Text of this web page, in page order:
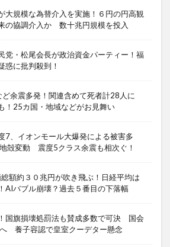
大規模な為替介入を実施！６円の円高観
の協調介入か 数十兆円規模を投入
党・松尾会長が政治資金パーティー！福
惑に批判殺到！
ど余震多発！関連含めて死者計28人に
！25カ国・地域などがお見舞い
7、イオンモール大爆発による被害多
殻変動 震度5クラス余震も相次ぐ！
額約３０兆円が吹き飛ぶ！日経平均は
AIバブル崩壊？過去５番目の下落幅
国旗損壊処罰法も賛成多数で可決 国会
養子容認で皇室クーデター懸念